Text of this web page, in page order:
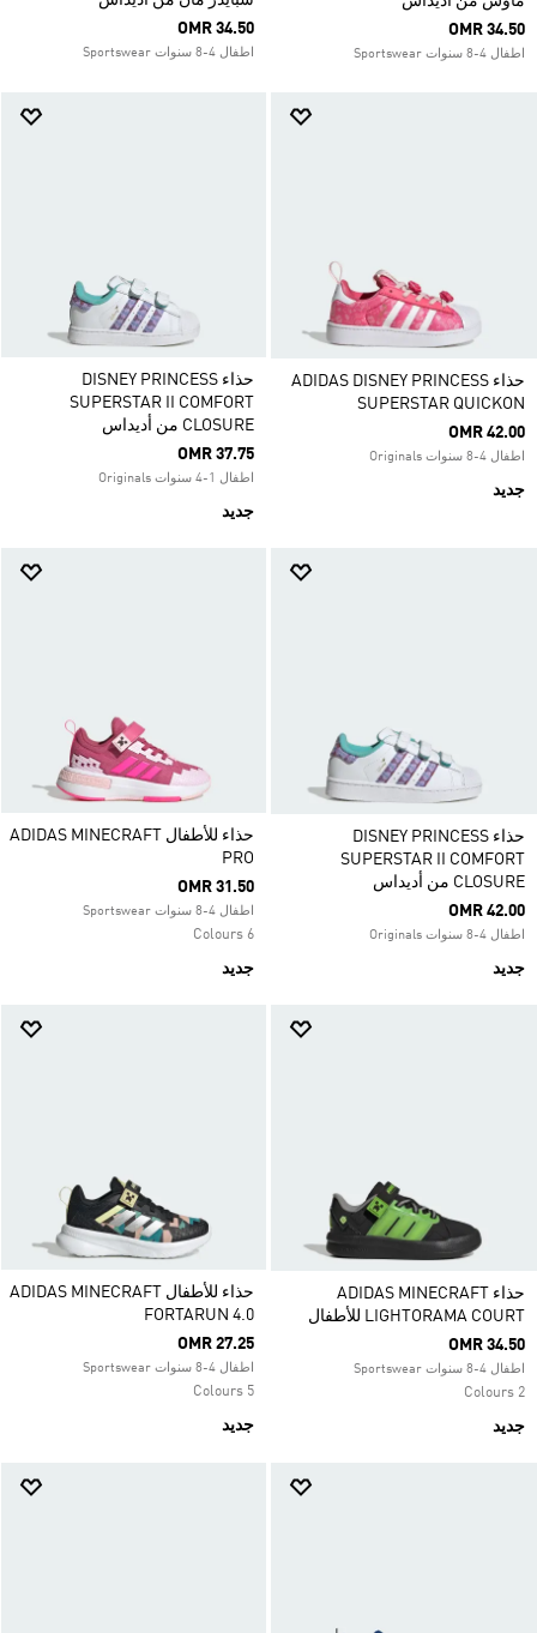
OMR 34.50
اطفال 4-8 سنوات Sportswear
OMR 34.50
اطفال 4-8 سنوات Sportswear
حذاء ADIDAS DISNEY PRINCESS
SUPERSTAR QUICKON
OMR 42.00
اطفال 4-8 سنوات Originals
جديد
حذاء DISNEY PRINCESS
SUPERSTAR II COMFORT
CLOSURE من أديداس
OMR 37.75
اطفال 1-4 سنوات Originals
جديد
حذاء DISNEY PRINCESS
SUPERSTAR II COMFORT
CLOSURE من أديداس
OMR 42.00
اطفال 4-8 سنوات Originals
جديد
حذاء للأطفال ADIDAS MINECRAFT
PRO
OMR 31.50
اطفال 4-8 سنوات Sportswear
6 Colours
جديد
حذاء ADIDAS MINECRAFT
LIGHTORAMA COURT للأطفال
OMR 34.50
اطفال 4-8 سنوات Sportswear
2 Colours
جديد
حذاء للأطفال ADIDAS MINECRAFT
FORTARUN 4.0
OMR 27.25
اطفال 4-8 سنوات Sportswear
5 Colours
جديد